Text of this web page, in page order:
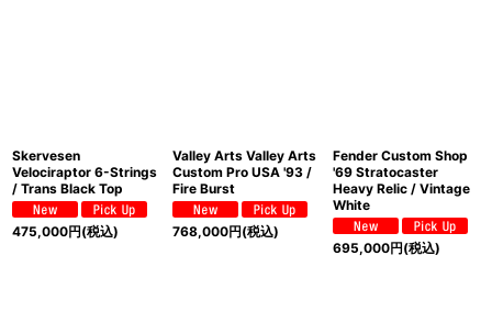
Skervesen
Velociraptor 6-Strings
/ Trans Black Top
475,000円(税込)
Valley Arts Valley Arts
Custom Pro USA '93 /
Fire Burst
768,000円(税込)
Fender Custom Shop
'69 Stratocaster
Heavy Relic / Vintage
White
695,000円(税込)